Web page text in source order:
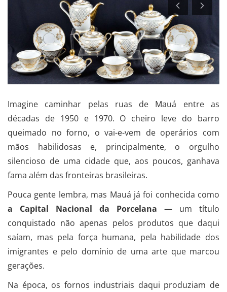
Portuguese
Imagine caminhar pelas ruas de Mauá entre as
décadas de 1950 e 1970. O cheiro leve do barro
queimado no forno, o vai-e-vem de operários com
mãos habilidosas e, principalmente, o orgulho
silencioso de uma cidade que, aos poucos, ganhava
fama além das fronteiras brasileiras.
Pouca gente lembra, mas Mauá já foi conhecida como
a Capital Nacional da Porcelana — um título
conquistado não apenas pelos produtos que daqui
saíam, mas pela força humana, pela habilidade dos
imigrantes e pelo domínio de uma arte que marcou
gerações.
Na época, os fornos industriais daqui produziam de